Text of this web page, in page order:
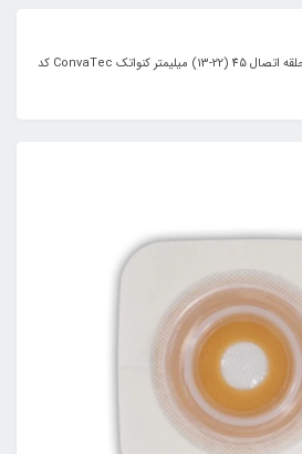
چسب پایه بدون نیاز به برش حلقه اتصال 45 (22-13) میلیمتر کنواتک ConvaTec کد